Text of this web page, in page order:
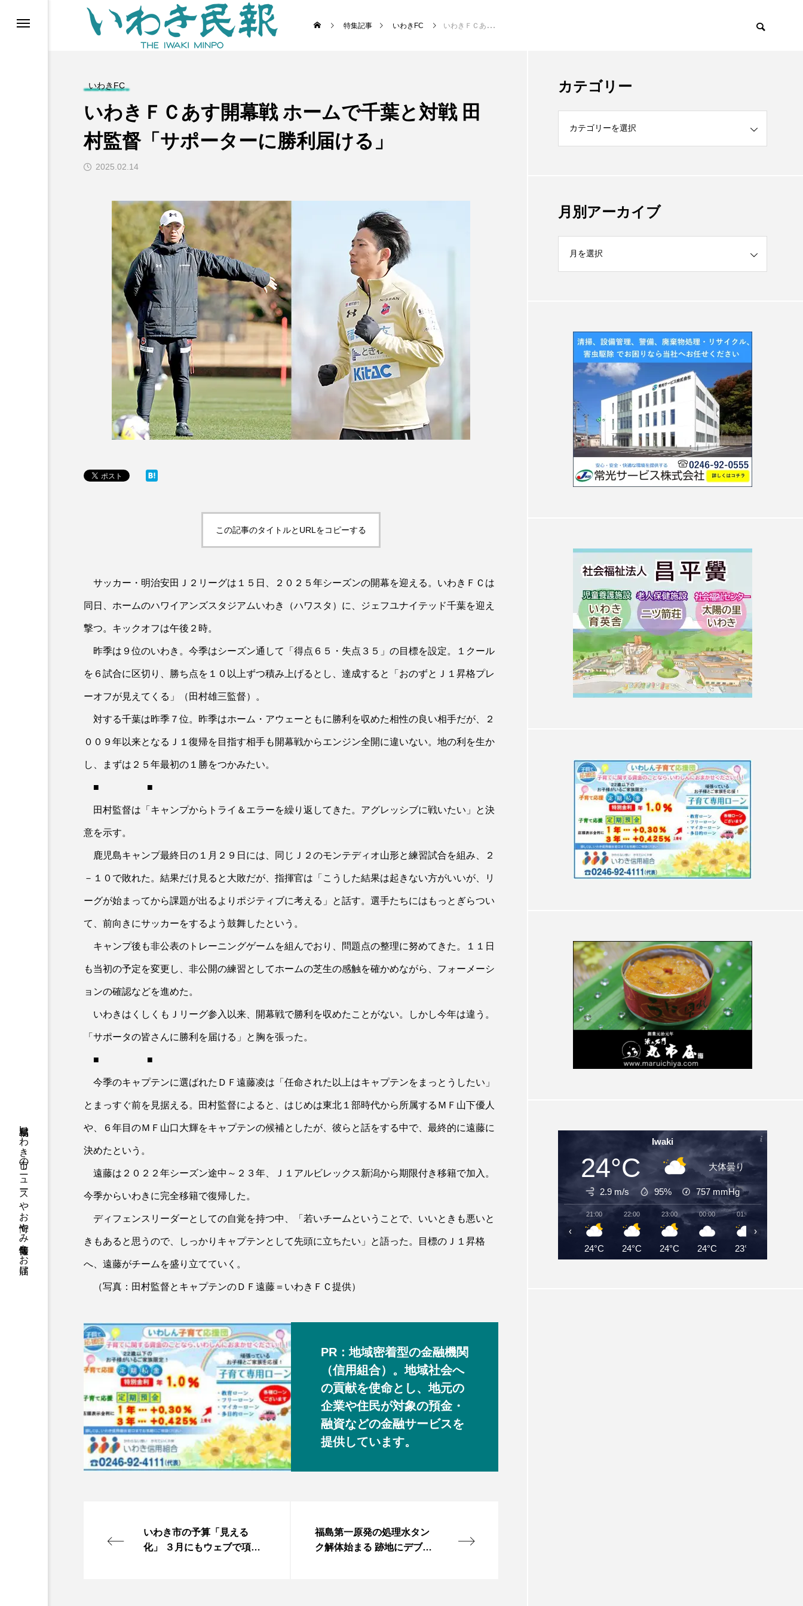
福島県いわき市のニュースやお悔やみ情報等をお届け
特集記事 いわきFC いわきＦＣあす開幕戦 ホームで千葉と対戦 田村監督「サポーターに勝利届ける」
いわきFC
いわきＦＣあす開幕戦 ホームで千葉と対戦 田
村監督「サポーターに勝利届ける」
2025.02.14
この記事のタイトルとURLをコピーする
サッカー・明治安田Ｊ２リーグは１５日、２０２５年シーズンの開幕を迎える。いわきＦＣは
同日、ホームのハワイアンズスタジアムいわき（ハワスタ）に、ジェフユナイテッド千葉を迎え
撃つ。キックオフは午後２時。
昨季は９位のいわき。今季はシーズン通して「得点６５・失点３５」の目標を設定。１クール
を６試合に区切り、勝ち点を１０以上ずつ積み上げるとし、達成すると「おのずとＪ１昇格プレ
ーオフが見えてくる」（田村雄三監督）。
対する千葉は昨季７位。昨季はホーム・アウェーともに勝利を収めた相性の良い相手だが、２
００９年以来となるＪ１復帰を目指す相手も開幕戦からエンジン全開に違いない。地の利を生か
し、まずは２５年最初の１勝をつかみたい。
■ ■
田村監督は「キャンプからトライ＆エラーを繰り返してきた。アグレッシブに戦いたい」と決
意を示す。
鹿児島キャンプ最終日の１月２９日には、同じＪ２のモンテディオ山形と練習試合を組み、２
－１０で敗れた。結果だけ見ると大敗だが、指揮官は「こうした結果は起きない方がいいが、リ
ーグが始まってから課題が出るよりポジティブに考える」と話す。選手たちにはもっとぎらつい
て、前向きにサッカーをするよう鼓舞したという。
キャンプ後も非公表のトレーニングゲームを組んでおり、問題点の整理に努めてきた。１１日
も当初の予定を変更し、非公開の練習としてホームの芝生の感触を確かめながら、フォーメーシ
ョンの確認などを進めた。
いわきはくしくもＪリーグ参入以来、開幕戦で勝利を収めたことがない。しかし今年は違う。
「サポータの皆さんに勝利を届ける」と胸を張った。
■ ■
今季のキャプテンに選ばれたＤＦ遠藤凌は「任命された以上はキャプテンをまっとうしたい」
とまっすぐ前を見据える。田村監督によると、はじめは東北１部時代から所属するＭＦ山下優人
や、６年目のＭＦ山口大輝をキャプテンの候補としたが、彼らと話をする中で、最終的に遠藤に
決めたという。
遠藤は２０２２年シーズン途中～２３年、Ｊ１アルビレックス新潟から期限付き移籍で加入。
今季からいわきに完全移籍で復帰した。
ディフェンスリーダーとしての自覚を持つ中、「若いチームということで、いいときも悪いと
きもあると思うので、しっかりキャプテンとして先頭に立ちたい」と語った。目標のＪ１昇格
へ、遠藤がチームを盛り立てていく。
（写真：田村監督とキャプテンのＤＦ遠藤＝いわきＦＣ提供）
PR：地域密着型の金融機関
（信用組合）。地域社会へ
の貢献を使命とし、地元の
企業や住民が対象の預金・
融資などの金融サービスを
提供しています。
いわき市の予算「見える
化」 ３月にもウェブで項目
福島第一原発の処理水タン
ク解体始まる 跡地にデブリ
カテゴリー
月別アーカイブ
Iwaki
24°C 大体曇り
2.9 m/s 95% 757 mmHg
21:00
24°C
22:00
24°C
23:00
24°C
00:00
24°C
01:00
23°C
‹ ›